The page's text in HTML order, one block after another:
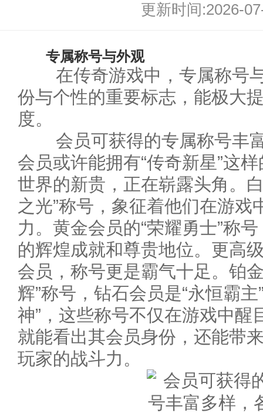
更新时间:2026-
专属称号与外观
在传奇游戏中，专属称号
份与个性的重要标志，能极大
度。
会员可获得的专属称号丰
会员或许能拥有“传奇新星”这
世界的新贵，正在崭露头角。
之光”称号，象征着他们在游
力。黄金会员的“荣耀勇士”称
的辉煌成就和尊贵地位。更高
会员，称号更是霸气十足。铂
辉”称号，钻石会员是“永恒霸
神”，这些称号不仅在游戏中醒
就能看出其会员身份，还能带
玩家的战斗力。